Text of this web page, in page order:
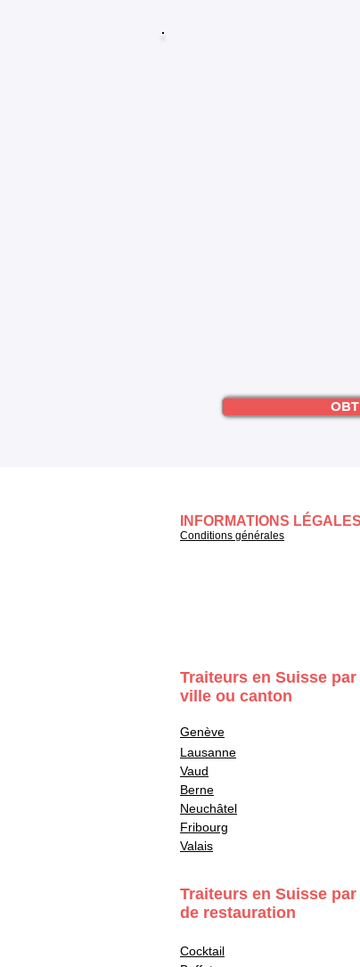
INFORMATIONS LÉGALES
Conditions générales
Traiteurs en Suisse par
ville ou canton
Genève
Lausanne
Vaud
Berne
Neuchâtel
Fribourg
Valais
Traiteurs en Suisse
de restauration
Cocktail